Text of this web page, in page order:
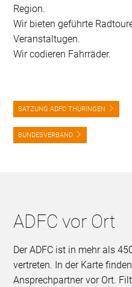
Region.
Wir bieten geführte
Veranstaltugen.
Wir codieren Fahrräder.
SATZUNG ADFC THÜRINGEN
BUNDESVERBAND
ADFC vor Ort
Der ADFC ist in mehr als
vertreten. In der Karte
Ansprechpartner vor Ort.